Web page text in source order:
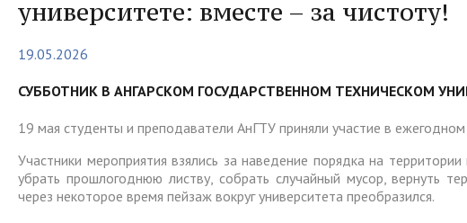
поддержки обучающихся
Вакантные места для приема
(перевода)
Международное
Внутренняя система оценки
качества образования
Служба содействия
трудоустройству
Меры противодействия коррупции Воспитательная работа
Обращения граждан и организаций
в форме электронного документа в
ФГБОУ ВО "АнГТУ"
Общежитие
Особенности приема по отдельной
квоте
Белгородской, Курской и
областей
"Студенческое" разрешение на
временное проживание для
иностранцев
Для поступающих на целевое
обучение
университете: вместе – за чистоту!
19.05.2026
СУББОТНИК В АНГАРСКОМ ГОСУДАРСТВЕННОМ ТЕХНИЧЕСКОМ
19 мая студенты и преподаватели АнГТУ приняли участие в
Участники мероприятия взялись за наведение порядка на
убрать прошлогоднюю листву, собрать случайный мусор, вернуть
через некоторое время пейзаж вокруг университета преобразился.